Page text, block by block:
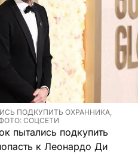
ПОДКУПИТЬ ОХРАННИКА,
СОЦСЕТИ
пытались подкупить
к Леонардо Ди